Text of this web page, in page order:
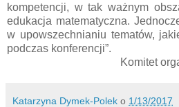
kompetencji, w tak ważnym
edukacja matematyczna.
w upowszechnianiu tematów,
podczas konferencji”.
Komitet
Katarzyna Dymek-Polek o 1/13/2017